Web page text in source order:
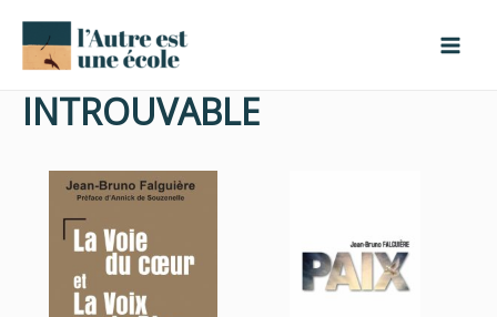
contenu
INTROUVABLE